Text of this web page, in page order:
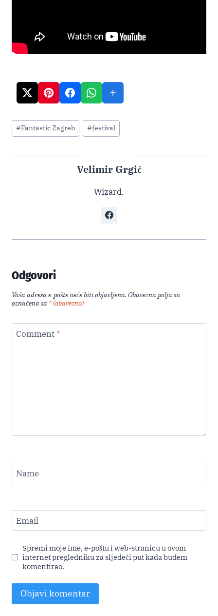
Post
Tags:
#Fantastic Zagreb #festival
Velimir Grgić
Wizard.
Odgovori
Vaša adresa e-pošte neće biti objavljena. Obavezna polja su
označena sa * (obavezno)
Comment*
Name
Email
Spremi moje ime, e-poštu i web-stranicu u ovom
internet pregledniku za sljedeći put kada budem
komentirao.